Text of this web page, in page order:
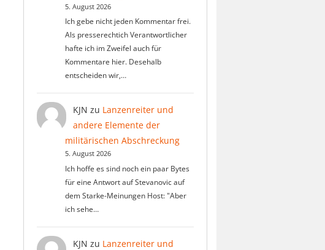
5. August 2026
Ich gebe nicht jeden Kommentar frei.
Als presserechtich Verantwortlicher
hafte ich im Zweifel auch für
Kommentare hier. Desehalb
entscheiden wir,…
KJN zu Lanzenreiter und
andere Elemente der
militärischen Abschreckung
5. August 2026
Ich hoffe es sind noch ein paar Bytes
für eine Antwort auf Stevanovic auf
dem Starke-Meinungen Host: "Aber
ich sehe…
KJN zu Lanzenreiter und